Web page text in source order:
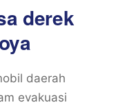
derek
daerah
evakuasi